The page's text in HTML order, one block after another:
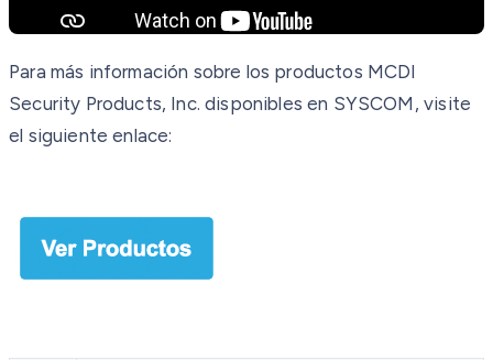
Para más información sobre los productos MCDI
Security Products, Inc. disponibles en SYSCOM, visite
el siguiente enlace: